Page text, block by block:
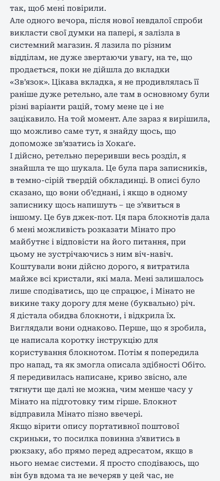
так, щоб мені повірили.
Але одного вечора, після нової невдалої спроби
викласти свої думки на папері, я залізла в
системний магазин. Я лазила по різним
відділам, не дуже звертаючи увагу, на те, що
продається, поки не дійшла до вкладки
«Зв’язок». Цікава вкладка, я не продивлялась її
раніше дуже ретельно, але там в основному були
різні варіанти рацій, тому мене це і не
зацікавило. На той момент. Але зараз я вирішила,
що можливо саме тут, я знайду щось, що
допоможе зв’язатись із Хокаґе.
І дійсно, ретельно переривши весь розділ, я
знайшла те що шукала. Це була пара записників,
в темно-сірій твердій обкладинці. В описі було
сказано, що вони об’єднані, і якщо в одному
записнику щось напишуть – це з’явиться в
іншому. Це був джек-пот. Ця пара блокнотів дала
б мені можливість розказати Мінато про
майбутнє і відповісти на його питання, при
цьому не зустрічаючись з ним віч-навіч.
Коштували вони дійсно дорого, я витратила
майже всі кристали, які мала. Мені залишалось
лише сподіватись, що це спрацює, і Мінато не
викине таку дорогу для мене (буквально) річ.
Я дістала обидва блокноти, і відкрила їх.
Виглядали вони однаково. Перше, що я зробила,
це написала коротку інструкцію для
користування блокнотом. Потім я попередила
про напад, та як змогла описала здібності Обіто.
Я передивилась написане, криво звісно, але
тягнути ще далі не можна, чим менше часу у
Мінато на підготовку тим гірше. Блокнот
відправила Мінато пізно ввечері.
Якщо вірити опису портативної поштової
скриньки, то посилка повинна з’явитись в
рюкзаку, або прямо перед адресатом, якщо в
нього немає системи. Я просто сподіваюсь, що
він був вдома та не вечеряв у цей час, не